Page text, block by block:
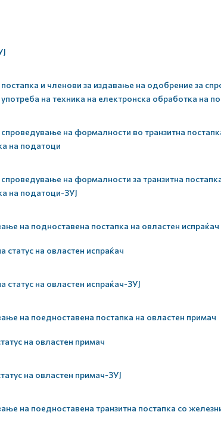
постапка и членови за издавање на одобрение за
употреба на техника на електронска обработка на
на формалности во транзитна
на податоци
на формалности за транзитна
на податоци-ЗУЈ
на подноставена постапка на овластен испраќач
на овластен испраќач
на овластен испраќач-ЗУЈ
на поедноставена постапка на овластен примач
на овластен примач
на овластен примач-ЗУЈ
на поедноставена транзитна постапка со